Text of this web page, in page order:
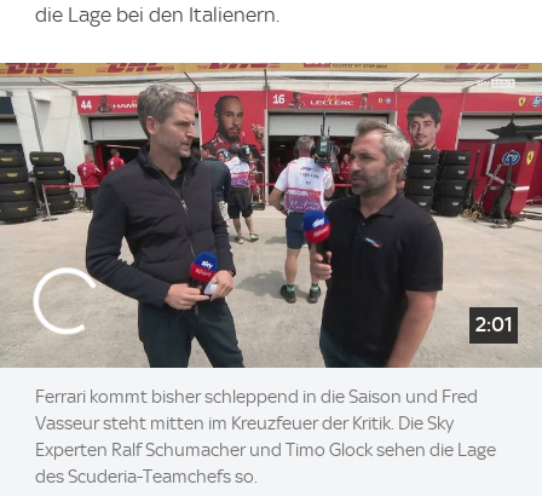
die Lage bei den Italienern.
2:01
Ferrari kommt bisher schleppend in die Saison und Fred
Vasseur steht mitten im Kreuzfeuer der Kritik. Die Sky
Experten Ralf Schumacher und Timo Glock sehen die Lage
des Scuderia-Teamchefs so.